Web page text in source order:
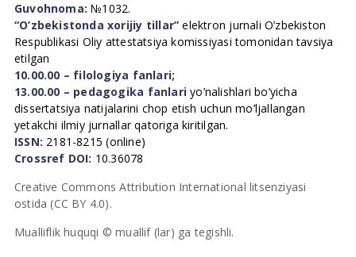
Guvohnoma: №1032.
“O’zbekistonda xorijiy tillar” elektron jurnali O’zbekiston
Respublikasi Oliy attestatsiya komissiyasi tomonidan tavsiya
etilgan
10.00.00 – filologiya fanlari;
13.00.00 – pedagogika fanlari yo’nalishlari bo’yicha
dissertatsiya natijalarini chop etish uchun mo’ljallangan
yetakchi ilmiy jurnallar qatoriga kiritilgan.
ISSN: 2181-8215 (online)
Crossref DOI: 10.36078
Creative Commons Attribution International litsenziyasi
ostida (CC BY 4.0).
Mualliflik huquqi © muallif (lar) ga tegishli.